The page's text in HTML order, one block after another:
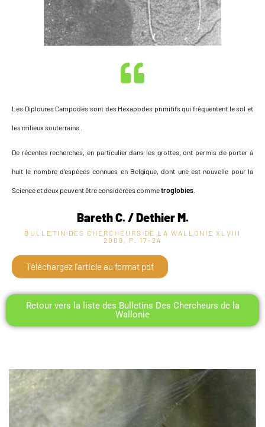
Les Diploures Campodés sont des Hexapodes primitifs qui fréquentent le sol et
les milieux souterrains .
De récentes recherches, en particulier dans les grottes, ont permis de porter à
huit le nombre d’espèces connues en Belgique, dont une est nouvelle pour la
Science et deux peuvent être considérées commetroglobies
Bareth C. / Dethier M.
BULLETIN DES CHERCHEURS DE LA WALLONIE XLVIII
2009, P. 17-24
Téléchargez l'article au format pdf
Retour vers la liste des Bulletins Des Chercheurs de la
Wallonie